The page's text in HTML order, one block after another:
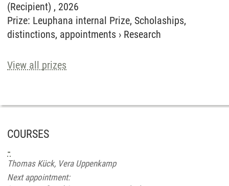
(Recipient) , 2026
Prize: Leuphana internal Prize, Scholaships,
distinctions, appointments › Research
View all prizes
COURSES
-
Thomas Kück, Vera Uppenkamp
Next appointment: